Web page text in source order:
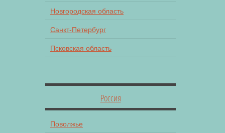
Новгородская область
Санкт-Петербург
Псковская область
Россия
Поволжье